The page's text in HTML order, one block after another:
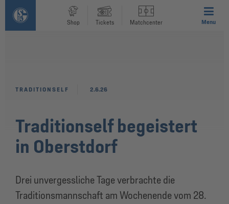
Shop Tickets Matchcenter Menu
Traditionself begeistert
in Oberstdorf
Drei unvergessliche Tage verbrachte die
Traditionsmannschaft am Wochenende vom 28.
TRADITIONSELF 2.6.26